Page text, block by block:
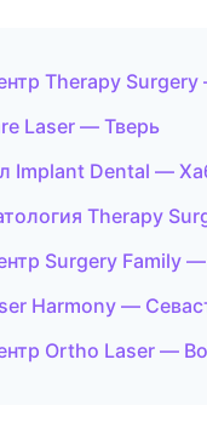
Therapy
Laser — Тверь
Implant Dental —
Therapy
Surgery Family
Harmony —
Ortho Laser —